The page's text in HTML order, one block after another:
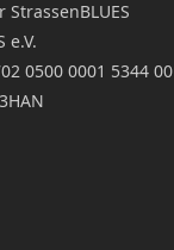
e.V.
0500 0001 5344 00